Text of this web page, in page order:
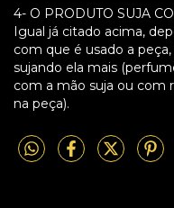
4- O PRODUTO SUJA
Igual já citado acima,
com que é usado a
sujando ela mais
com a mão suja ou com
na peça).